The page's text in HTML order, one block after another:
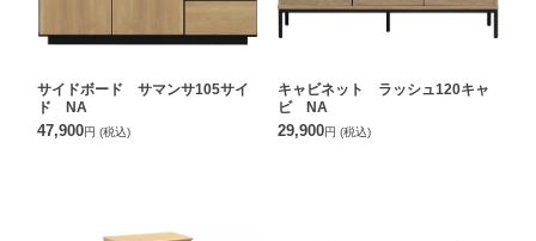
サイドボード サマンサ105サイ
ド NA
47,900円 (税込)
キャビネット ラッシュ120キャ
ビ NA
29,900円 (税込)